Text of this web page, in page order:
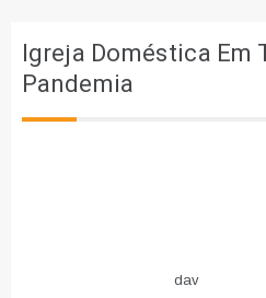
Igreja Doméstica Em
Pandemia
dav